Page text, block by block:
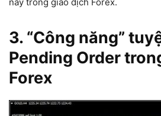
3. “Công năng”
Pending Order
Forex